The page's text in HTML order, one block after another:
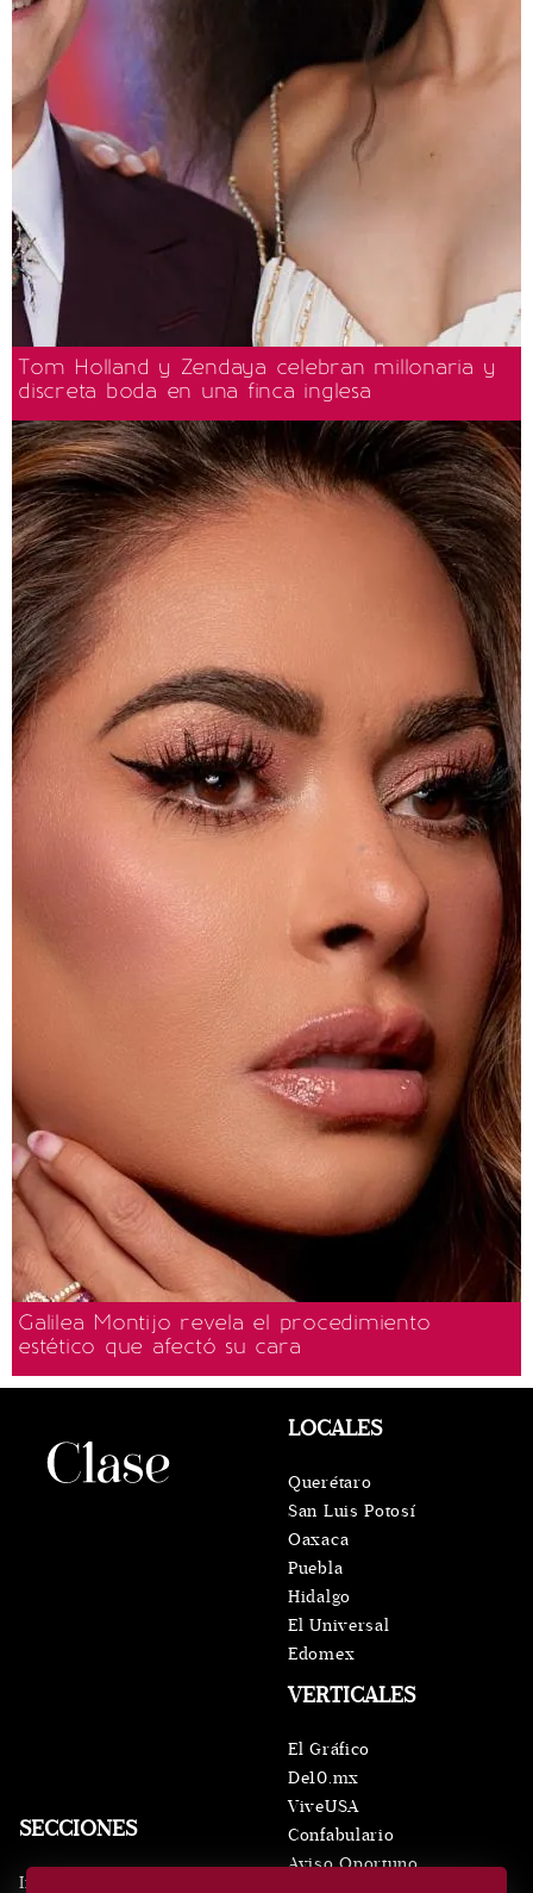
Tom Holland y Zendaya celebran millonaria y
discreta boda en una finca inglesa
Galilea Montijo revela el procedimiento
estético que afectó su cara
SECCIONES
Inicio
VERTICALES
El Gráfico
De10.mx
ViveUSA
Confabulario
Aviso Oportuno
LOCALES
Querétaro
San Luis Potosí
Oaxaca
Puebla
Hidalgo
El Universal
Edomex